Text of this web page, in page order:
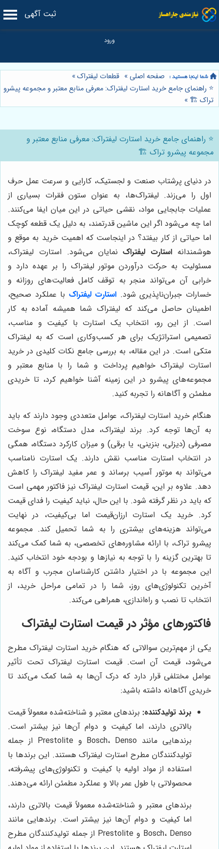
ثبت آگهی
صفحه اصلی » قطعات لیفتراک»
⭐️ راهنمای جامع خرید استارت لیفتراک: معرفی منابع معتبر و مجموعه پیشرو
تراک 🏗️ »
⭐️ راهنمای جامع خرید استارت لیفتراک: معرفی منابع معتبر و
مجموعه پیشرو تراک 🏗️
در دنیای پرشتاب صنعت و لجستیک، کارایی و سرعت عمل حرف
اول را می‌زند. لیفتراک‌ها، به عنوان ستون فقرات بسیاری از
عملیات جابجایی مواد، نقشی حیاتی در این میان ایفا می‌کنند.
اما چه می‌شود اگر این ماشین قدرتمند، به دلیل یک قطعه کوچک
اما حیاتی از کار بیفتد؟ در اینجاست که اهمیت خرید به موقع و
هوشمندانه استارت لیفتراکنمایان می‌شود. استارت لیفتراک،
مسئولیت به حرکت درآوردن موتور لیفتراک را بر عهده دارد و
خرابی آن می‌تواند منجر به توقف کامل فعالیت‌های روزانه و
خسارات جبران‌ناپذیری شود. استارت لیفتراک با عملکرد صحیح،
اطمینان حاصل می‌کند که لیفتراک شما همیشه آماده به کار
است. از این رو، انتخاب یک استارت با کیفیت و مناسب،
تصمیمی استراتژیک برای هر کسب‌وکاری است که به لیفتراک
متکی است. در این مقاله، به بررسی جامع نکات کلیدی در خرید
استارت لیفتراک خواهیم پرداخت و شما را با منابع معتبر و
مجموعه‌های پیشرو در این زمینه آشنا خواهیم کرد، تا خریدی
مطمئن و آگاهانه را تجربه کنید.
هنگام خرید استارت لیفتراک، عوامل متعددی وجود دارند که باید
به آن‌ها توجه کرد. برند لیفتراک، مدل دستگاه، نوع سوخت
مصرفی (دیزلی، بنزینی، یا برقی) و میزان کارکرد دستگاه، همگی
در انتخاب استارت مناسب نقش دارند. یک استارت نامناسب
می‌تواند به موتور آسیب برساند و عمر مفید لیفتراک را کاهش
دهد. علاوه بر این، قیمت استارت لیفتراک نیز فاکتور مهمی است
که باید در نظر گرفته شود. با این حال، نباید کیفیت را فدای قیمت
کرد. خرید یک استارت ارزان‌قیمت اما بی‌کیفیت، در نهایت
می‌تواند هزینه‌های بیشتری را به شما تحمیل کند. مجموعه
پیشرو تراک، با ارائه مشاوره‌های تخصصی، به شما کمک می‌کند
تا بهترین گزینه را با توجه به نیازها و بودجه خود انتخاب کنید.
این مجموعه با در اختیار داشتن کارشناسان مجرب و آگاه به
آخرین تکنولوژی‌های روز، شما را در تمامی مراحل خرید، از
انتخاب تا نصب و راه‌اندازی، همراهی می‌کند.
فاکتورهای مؤثر در قیمت استارت لیفتراک
یکی از مهم‌ترین سوالاتی که هنگام خرید استارت لیفتراک مطرح
می‌شود، قیمت آن است. قیمت استارت لیفتراک تحت تأثیر
عوامل مختلفی قرار دارد که درک آن‌ها به شما کمک می‌کند تا
خریدی آگاهانه داشته باشید:
برند تولیدکننده: برندهای معتبر و شناخته‌شده معمولاً قیمت
بالاتری دارند، اما کیفیت و دوام آن‌ها نیز بیشتر است.
برندهایی مانند Bosch، Denso و Prestolite از جمله
تولیدکنندگان مطرح استارت لیفتراک هستند. این برندها با
استفاده از مواد اولیه با کیفیت و تکنولوژی‌های پیشرفته،
محصولاتی با طول عمر بالا و عملکرد مطمئن ارائه می‌دهند.
برندهای معتبر و شناخته‌شده معمولاً قیمت بالاتری دارند،
اما کیفیت و دوام آن‌ها نیز بیشتر است. برندهایی مانند
Bosch، Denso و Prestolite از جمله تولیدکنندگان مطرح